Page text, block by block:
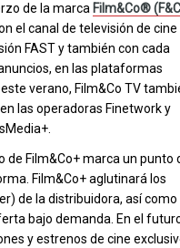
de la marca Film&Co®
el canal de televisión de cine
FAST y también con cada
en las plataformas
verano, Film&Co TV
las operadoras Finetwork y
de Film&Co+ marca un punto
Film&Co+ aglutinará los
de la distribuidora, así como
bajo demanda. En el
y estrenos de cine